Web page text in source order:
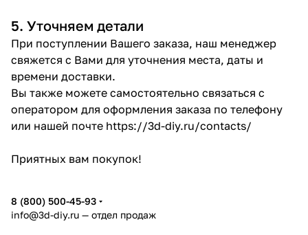
5. Уточняем детали
При поступлении Вашего заказа, наш менеджер
свяжется с Вами для уточнения места, даты и
времени доставки.
Вы также можете самостоятельно связаться с
оператором для оформления заказа по телефону
или нашей почте https://3d-diy.ru/contacts/
Приятных вам покупок!
8 (800) 500-45-93
info@3d-diy.ru — отдел продаж